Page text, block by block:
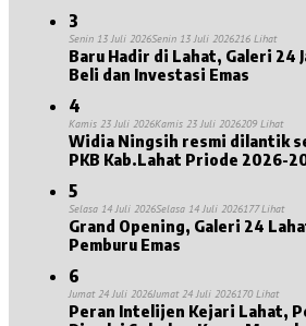
3
Senin 13 Juli 2026Senin 13 Juli 2026216 Lihat
Baru Hadir di Lahat, Galeri 24
Beli dan Investasi Emas
4
Kamis 23 Juli 2026Kamis 23 Juli 2026209 Lihat
Widia Ningsih resmi dilantik
PKB Kab.Lahat Priode 2026-
5
Selasa 14 Juli 2026Selasa 14 Juli 2026177 Lihat
Grand Opening, Galeri 24
Pemburu Emas
6
Jumat 24 Juli 2026Jumat 24 Juli 2026170 Lihat
Peran Intelijen Kejari Lahat,